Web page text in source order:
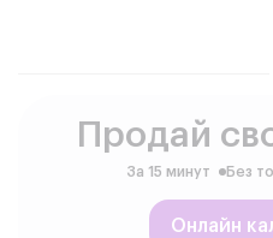
Продай
За 15 минут Без
Онлайн